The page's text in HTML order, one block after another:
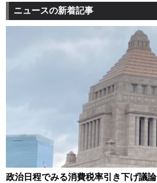
ニュースの新着記事
政治日程でみる消費税率引き下げ議論